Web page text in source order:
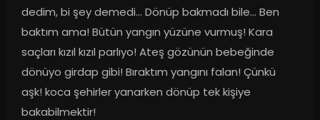
dedim, bi şey demedi… Dönüp bakmadı bile… Ben
baktım ama! Bütün yangın yüzüne vurmuş! Kara
saçları kızıl kızıl parlıyo! Ateş gözünün bebeğinde
dönüyo girdap gibi! Bıraktım yangını falan! Çünkü
aşk! koca şehirler yanarken dönüp tek kişiye
bakabilmektir!